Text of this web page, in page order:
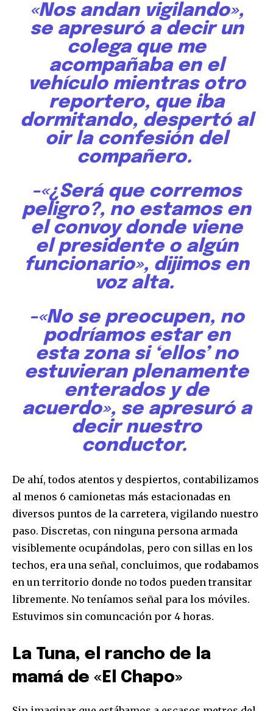
«Nos andan vigilando»,
se apresuró a decir un
colega que me
acompañaba en el
vehículo mientras otro
reportero, que iba
dormitando, despertó al
oir la confesión del
compañero.
-«¿Será que corremos
peligro?, no estamos en
el convoy donde viene
el presidente o algún
funcionario», dijimos en
voz alta.
-«No se preocupen, no
podríamos estar en
esta zona si ‘ellos’ no
estuvieran plenamente
enterados y de
acuerdo», se apresuró a
decir nuestro
conductor.
De ahí, todos atentos y despiertos, contabilizamos
al menos 6 camionetas más estacionadas en
diversos puntos de la carretera, vigilando nuestro
paso. Discretas, con ninguna persona armada
visiblemente ocupándolas, pero con sillas en los
techos, era una señal, concluimos, que rodabamos
en un territorio donde no todos pueden transitar
libremente. No teníamos señal para los móviles.
Estuvimos sin comuncación por 4 horas.
La Tuna, el rancho de la
mamá de «El Chapo»